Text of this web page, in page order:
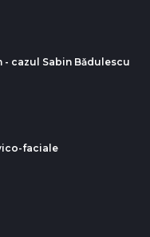
cazul Sabin Bǎdulescu
faciale